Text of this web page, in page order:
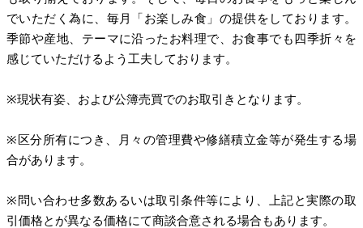
でいただく為に、毎月「お楽しみ食」の提供をしております。
季節や産地、テーマに沿ったお料理で、お食事でも四季折々を
感じていただけるよう工夫しております。
※現状有姿、および公簿売買でのお取引きとなります。
※区分所有につき、月々の管理費や修繕積立金等が発生する場
合があります。
※問い合わせ多数あるいは取引条件等により、上記と実際の取
引価格とが異なる価格にて商談合意される場合もあります。